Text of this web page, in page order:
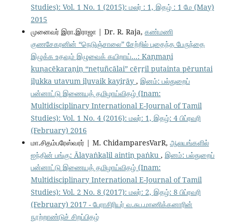
Studies): Vol. 1 No. 1 (2015): மலர் : 1, இதழ் : 1 மே (May)
2015
முனைவர் இரா.இராஜா | Dr. R. Raja, கண்மணி
குணசேகரனின் “நெடுஞ்சாலை” சேற்றில் புதைந்த பேருந்தை
இழுக்க உதவும் இழுவைக் கயிறாய்...: Kaṇmaṇi
kuṇacēkaraṉiṉ “neṭuñcālai” cēṟṟil putainta pēruntai
iḻukka utavum iḻuvaik kayiṟāy , இனம்: பல்துறைப்
பன்னாட்டு இணையத் தமிழாய்விதழ் (Inam:
Multidisciplinary International E-Journal of Tamil
Studies): Vol. 1 No. 4 (2016): மலர்: 1, இதழ்: 4 பிப்ரவரி
(February) 2016
மா.சிதம்பரேஸ்வரர் | M. ChidamparesVarR, ஆலயங்களில்
ஐந்தின் பங்கு: Ālayaṅkaḷil aintiṉ paṅku , இனம்: பல்துறைப்
பன்னாட்டு இணையத் தமிழாய்விதழ் (Inam:
Multidisciplinary International E-Journal of Tamil
Studies): Vol. 2 No. 8 (2017): மலர்: 2, இதழ்: 8 பிப்ரவரி
(February) 2017 - பேராசிரியர் வ.சுப.மாணிக்கனாரின்
நூற்றாண்டுச் சிறப்பிதழ்